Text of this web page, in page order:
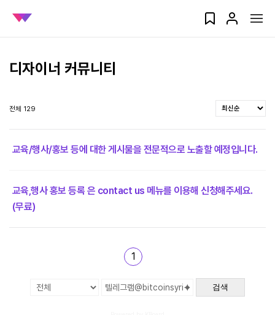
디자이너 커뮤니티
전체 129
교육/행사/홍보 등에 대한 게시물을 전문적으로 노출할 예정입니다.
교육,행사 홍보 등록 은 contact us 메뉴를 이용해 신청해주세요.
(무료)
1
검색